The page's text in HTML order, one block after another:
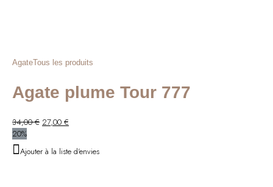
AgateTous les produits
Agate plume Tour 777
34,00€ Le
était :
27,00 €
est :
20%
Ajouter à la liste d'envies